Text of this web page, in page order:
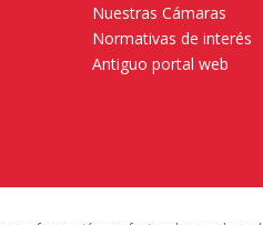
Nuestras Cámaras
Normativas de interés
Antiguo portal web